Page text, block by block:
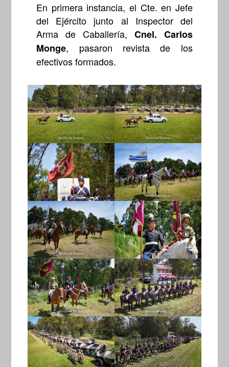
En primera instancia, el Cte. en Jefe
del Ejército junto al Inspector del
Arma de Caballería, Cnel. Carlos
Monge, pasaron revista de los
efectivos formados.